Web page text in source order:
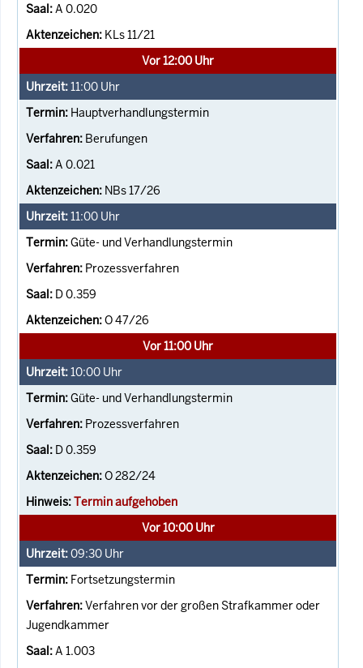
A 0.020
KLs 11/21
Vor 12:00 Uhr
11:00 Uhr
Hauptverhandlungstermin
Berufungen
A 0.021
NBs 17/26
11:00 Uhr
Güte- und Verhandlungstermin
Prozessverfahren
D 0.359
O 47/26
Vor 11:00 Uhr
10:00 Uhr
Güte- und Verhandlungstermin
Prozessverfahren
D 0.359
O 282/24
Termin aufgehoben
Vor 10:00 Uhr
09:30 Uhr
Fortsetzungstermin
Verfahren vor der großen Strafkammer oder
Jugendkammer
A 1.003